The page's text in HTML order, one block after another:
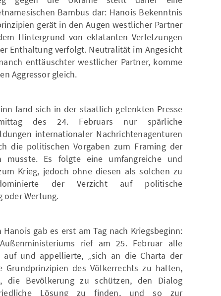
Bambus dar: Hanois Bekenntnis
gerät in den Augen westlicher Partner
Hintergrund von eklatanten Verletzungen
Enthaltung verfolgt. Neutralität im Angesicht
enttäuschter westlicher Partner, komme
Aggressor gleich.
fand sich in der staatlich gelenkten Presse
des 24. Februars nur spärliche
internationaler Nachrichtenagenturen
die politischen Vorgaben zum Framing der
musste. Es folgte eine umfangreiche und
Krieg, jedoch ohne diesen als solchen zu
der Verzicht auf politische
oder Wertung.
gab es erst am Tag nach Kriegsbeginn:
rief am 25. Februar alle
auf und appellierte, „sich an die Charta der
Grundprinzipien des Völkerrechts zu halten,
die Bevölkerung zu schützen, den Dialog
Lösung zu finden, und so zur